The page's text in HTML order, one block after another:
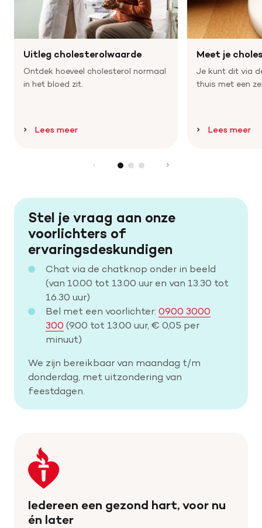
Uitleg cholesterolwaarde
Ontdek hoeveel cholesterol normaal
in het bloed zit.
Lees meer
Meet je
Je kunt dit via
thuis met een
Lees meer
Stel je vraag aan onze
voorlichters of
ervaringsdeskundigen
Chat via de chatknop onder in beeld
(van 10.00 tot 13.00 uur en van 13.30 tot
16.30 uur)
Bel met een voorlichter: 0900 3000
300 (9.00 tot 13.00 uur, € 0,05 per
minuut)
We zijn bereikbaar van maandag t/m
donderdag, met uitzondering van
feestdagen.
Keer
terug
naar
homepage
Iedereen een gezond hart, voor nu
én later